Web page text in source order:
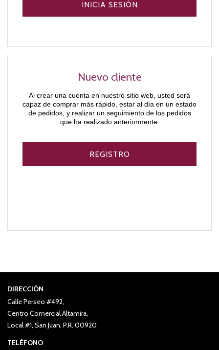
Nuevo cliente
Al crear una cuenta en nuestro sitio web, usted será
capaz de comprar más rápido, estar al día en un estado
de pedidos, y realizar un seguimiento de los pedidos
que ha realizado anteriormente.
DIRECCIÓN
Calle Perseo #492,
Centro Comercial Altamira,
Local #1, San Juan, P.R. 00920
TELÉFONO